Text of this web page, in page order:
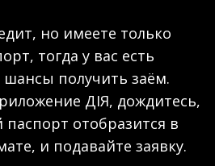
но имеете только
тогда у вас есть
получить заём.
ДІЯ, дождитесь,
отобразится в
и подавайте заявку.